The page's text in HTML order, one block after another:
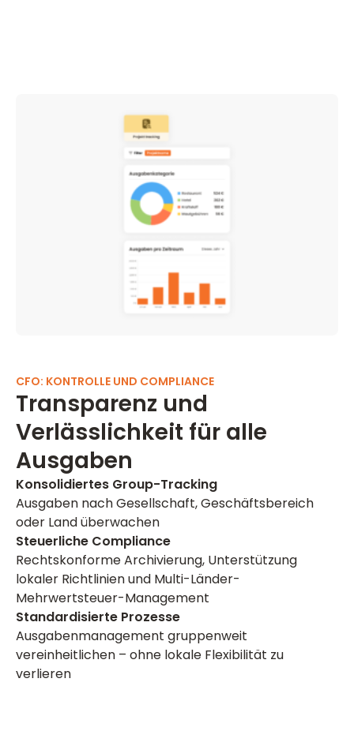
CFO: KONTROLLE UND COMPLIANCE
Transparenz und
Verlässlichkeit für alle
Ausgaben
Konsolidiertes Group-Tracking
Ausgaben nach Gesellschaft, Geschäftsbereich
oder Land überwachen
Steuerliche Compliance
Rechtskonforme Archivierung, Unterstützung
lokaler Richtlinien und Multi-Länder-
Mehrwertsteuer-Management
Standardisierte Prozesse
Ausgabenmanagement gruppenweit
vereinheitlichen – ohne lokale Flexibilität zu
verlieren